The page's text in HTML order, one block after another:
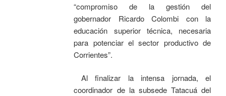
“compromiso de la gestión del
gobernador Ricardo Colombi con la
educación superior técnica, necesaria
para potenciar el sector productivo de
Corrientes”.
Al finalizar la intensa jornada, el
coordinador de la subsede Tatacuá del